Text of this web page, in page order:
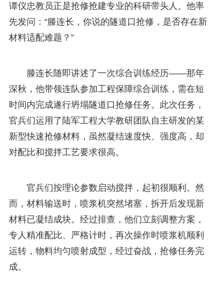
谭仪忠教员正是抢修抢建专业的科研带头人。他率
先发问：“滕连长，你说的隧道口抢修，是否存在新
材料适配难题？”
滕连长随即讲述了一次综合训练经历——那年
深秋，他带领连队参加工程保障综合训练，需在短
时间内完成遂行坍塌隧道口抢修任务。此次任务，
官兵们运用了陆军工程大学教研团队自主研发的某
新型快速抢修材料，虽然凝结速度快、强度高，却
对配比和搅拌工艺要求很高。
官兵们按理论参数启动搅拌，起初很顺利。然
而，材料输送时，喷浆机突然堵塞，拆开后发现新
材料已凝结成块。经过排查，他们立刻调整方案，
专人精准配比、严格计时，再次操作时喷浆机顺利
运转，物料均匀喷射成型，经过奋战，抢修任务完
成。